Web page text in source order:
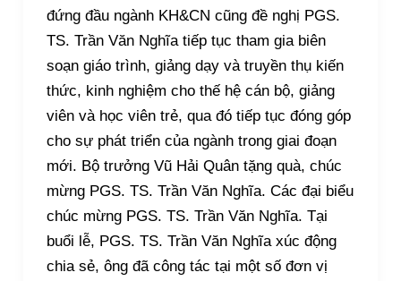
đứng đầu ngành KH&CN cũng đề nghị PGS.
TS. Trần Văn Nghĩa tiếp tục tham gia biên
soạn giáo trình, giảng dạy và truyền thụ kiến
thức, kinh nghiệm cho thế hệ cán bộ, giảng
viên và học viên trẻ, qua đó tiếp tục đóng góp
cho sự phát triển của ngành trong giai đoạn
mới. Bộ trưởng Vũ Hải Quân tặng quà, chúc
mừng PGS. TS. Trần Văn Nghĩa. Các đại biểu
chúc mừng PGS. TS. Trần Văn Nghĩa. Tại
buổi lễ, PGS. TS. Trần Văn Nghĩa xúc động
chia sẻ, ông đã công tác tại một số đơn vị